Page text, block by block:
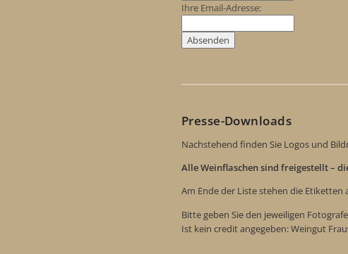
Ihre Email-Adresse:
Presse-Downloads
Nachstehend finden Sie Logos und
Alle Weinflaschen sind freigestellt –
Am Ende der Liste stehen die
Bitte geben Sie den jeweiligen
Ist kein credit angegeben: Weingut